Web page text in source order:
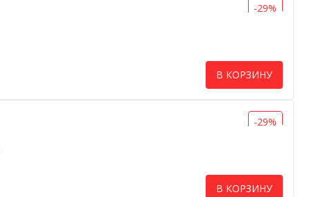
-29%
В КОРЗИНУ
-29%
В КОРЗИНУ